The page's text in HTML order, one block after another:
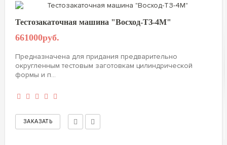
Тестозакаточная машина "Восход-ТЗ-4M"
661000руб.
Предназначена для придания предварительно
округленным тестовым заготовкам цилиндрической
формы и п...